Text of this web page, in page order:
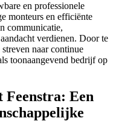
en professionele
monteurs en efficiënte
communicatie,
verdienen. Door te
naar continue
toonaangevend bedrijf op
Feenstra: Een